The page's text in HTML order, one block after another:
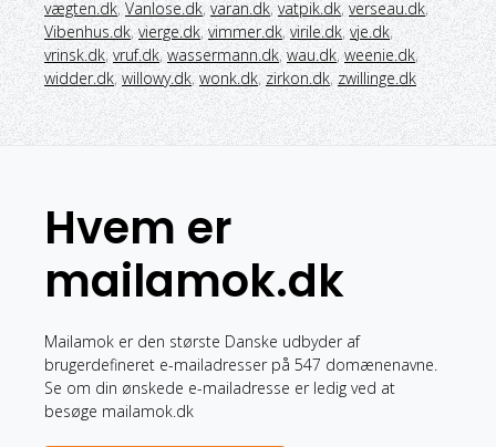
vægten.dk, Vanlose.dk, varan.dk, vatpik.dk, verseau.dk,
Vibenhus.dk, vierge.dk, vimmer.dk, virile.dk, vje.dk,
vrinsk.dk, vruf.dk, wassermann.dk, wau.dk, weenie.dk,
widder.dk, willowy.dk, wonk.dk, zirkon.dk, zwillinge.dk
Hvem er
mailamok.dk
Mailamok er den største Danske udbyder af
brugerdefineret e-mailadresser på 547 domænenavne.
Se om din ønskede e-mailadresse er ledig ved at
besøge mailamok.dk